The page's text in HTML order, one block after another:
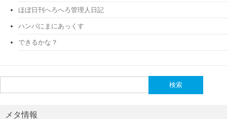
ほぼ日刊へろへろ管理人日記
ハンパにまにあっくす
できるかな？
索:
メタ情報